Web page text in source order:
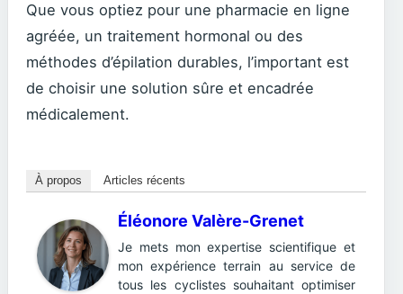
Que vous optiez pour une pharmacie en ligne
agréée, un traitement hormonal ou des
méthodes d’épilation durables, l’important est
de choisir une solution sûre et encadrée
médicalement.
À propos Articles récents
Éléonore Valère-Grenet
Je mets mon expertise scientifique et
mon expérience terrain au service de
tous les cyclistes souhaitant optimiser